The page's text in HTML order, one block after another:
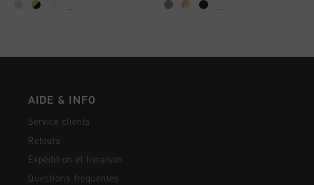
... ...
AIDE & INFO
Service clients
Retours
Expédition et livraison
Questions fréquentes